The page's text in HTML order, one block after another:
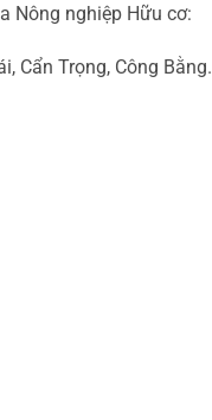
Nông nghiệp Hữu cơ:
Cẩn Trọng, Công Bằng.